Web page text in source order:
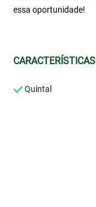
essa oportunidade!
Quintal